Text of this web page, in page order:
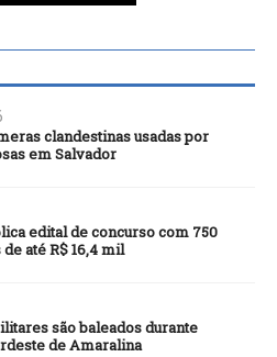
clandestinas usadas por
em Salvador
edital de concurso com 750
até R$ 16,4 mil
são baleados durante
de Amaralina